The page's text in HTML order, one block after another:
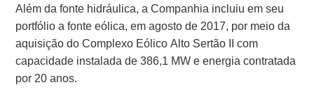
Além da fonte hidráulica, a Companhia incluiu em seu
portfólio a fonte eólica, em agosto de 2017, por meio da
aquisição do Complexo Eólico Alto Sertão II com
capacidade instalada de 386,1 MW e energia contratada
por 20 anos.